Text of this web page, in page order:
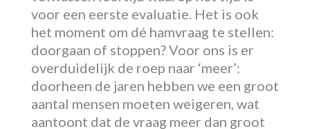
voor een eerste evaluatie. Het is ook
het moment om dé hamvraag te stellen:
doorgaan of stoppen? Voor ons is er
overduidelijk de roep naar ‘meer’:
doorheen de jaren hebben we een groot
aantal mensen moeten weigeren, wat
aantoont dat de vraag meer dan groot